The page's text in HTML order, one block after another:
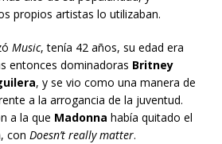
propios artistas lo utilizaban.
Music, tenía 42 años, su edad era
entonces dominadoras Britney
, y se vio como una manera de
a la arrogancia de la juventud.
a la que Madonna había quitado el
, con Doesn’t really matter.